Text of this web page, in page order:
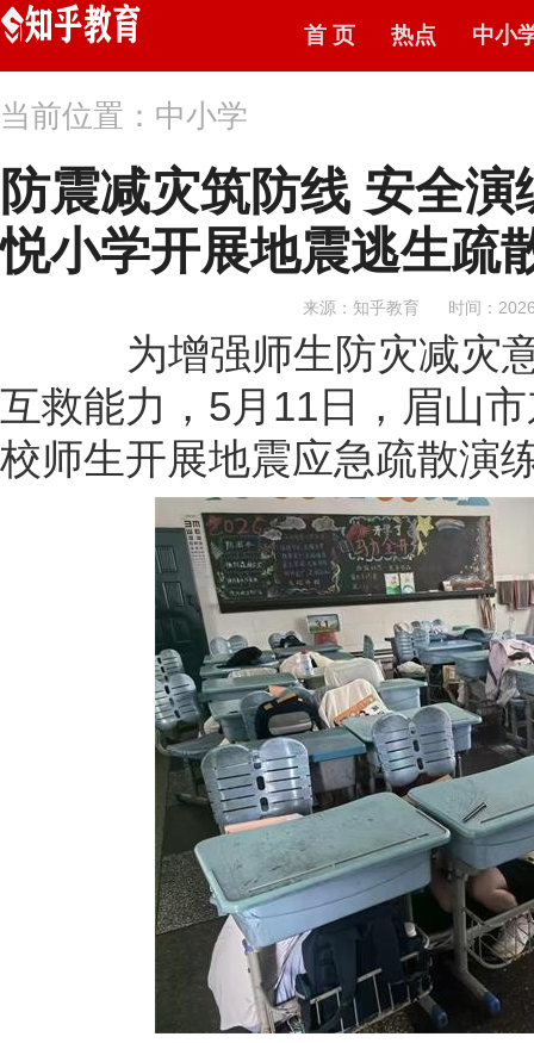
首 页 热点 中小
当前位置：中小学
防震减灾筑防线 安全
悦小学开展地震逃生疏
来源：知乎教育 时间：
为增强师生防灾减灾意
互救能力，5月11日，眉山
校师生开展地震应急疏散演